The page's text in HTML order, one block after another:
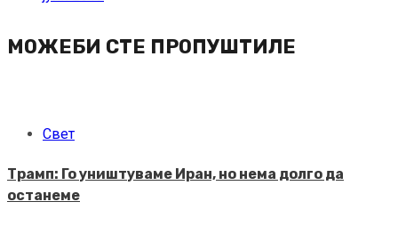
МОЖЕБИ СТЕ ПРОПУШТИЛЕ
Свет
Трамп: Го уништуваме Иран, но нема долго да
останеме